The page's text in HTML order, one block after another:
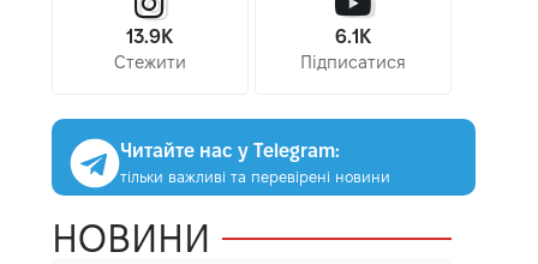
13.9K
Стежити
6.1K
Підписатися
Читайте нас у Telegram:
тільки важливі та перевірені новини
НОВИНИ